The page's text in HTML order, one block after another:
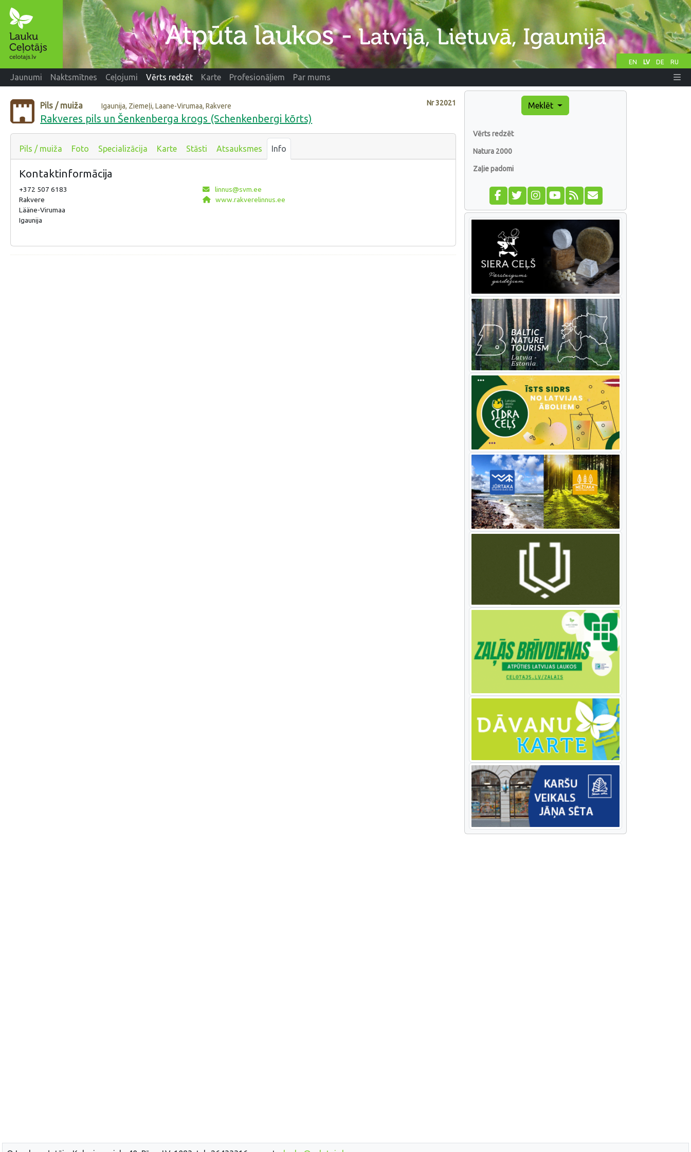
EN LV DE RU
Jaunumi Naktsmītnes Ceļojumi Vērts redzēt Karte Profesionāļiem Par mums
Nr32021
Pils / muiža Igaunija, Ziemeļi, Laane-Virumaa, Rakvere
Rakveres pils un Šenkenberga krogs (Schenkenbergi kõrts)
Pils / muiža Foto Specializācija Karte Stāsti Atsauksmes Info
Kontaktinformācija
+372 507 6183
Rakvere
Lääne-Virumaa
Igaunija
linnus@svm.ee
www.rakverelinnus.ee
Meklēt
Vērts redzēt
Natura 2000
Zaļie padomi